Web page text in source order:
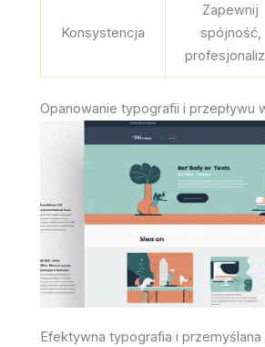
Konsystencja
Zapewnij
spójność,
Opanowanie typografii i przepływu
Efektywna typografia i przemyślana